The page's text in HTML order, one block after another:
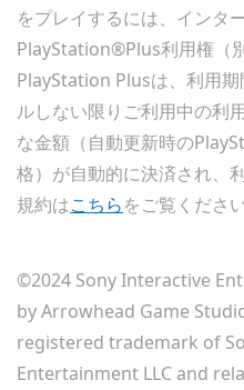
をプレイするには、インタ
PlayStation®Plus利用権（
PlayStation Plusは、利用
ルしない限りご利用中の利
な金額（自動更新時の
格）が自動的に決済され、
規約はこちらをご覧ください
©2024 Sony Interactive
by Arrowhead Game
registered trademark of
Entertainment LLC and